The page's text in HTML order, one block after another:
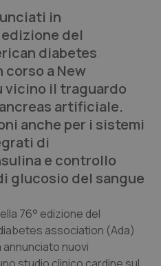
in
del
diabetes
a New
vicino il traguardo
artificiale.
anche per i sistemi
di
e controllo
glucosio del sangue
76° edizione del
association (Ada)
annunciato nuovi